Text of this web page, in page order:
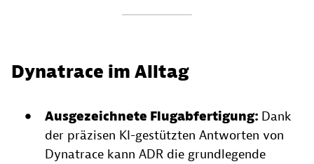
Dynatrace im Alltag
Ausgezeichnete Flugabfertigung: Dank
der präzisen KI-gestützten Antworten von
Dynatrace kann ADR die grundlegende